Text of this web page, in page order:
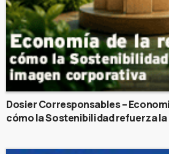
Dosier Corresponsables –
cómo la Sostenibilidad refuerza